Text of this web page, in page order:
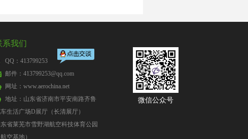
系我们
QQ：413799253
邮件：413799253@qq.com
网址： www.aerochina.net
地址：山东省济南市平安南路齐鲁
生活广场D展厅（长清展厅）
省莱芜市雪野湖航空科技体育公园
航空基地）
微信公众号